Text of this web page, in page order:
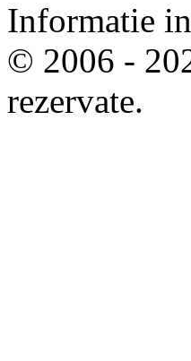
Informatie
© 2006 -
rezervate.